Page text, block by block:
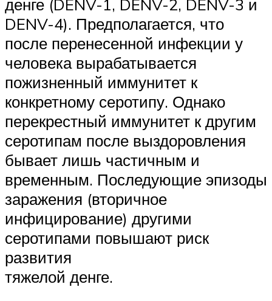
денге (DENV-1, DENV-2, DENV-3 и
DENV-4). Предполагается, что
после перенесенной инфекции у
человека вырабатывается
пожизненный иммунитет к
конкретному серотипу. Однако
перекрестный иммунитет к другим
серотипам после выздоровления
бывает лишь частичным и
временным. Последующие эпизоды
заражения (вторичное
инфицирование) другими
серотипами повышают риск
развития
тяжелой денге.